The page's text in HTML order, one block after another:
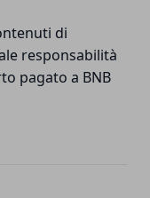
di
responsabilità
pagato a BNB